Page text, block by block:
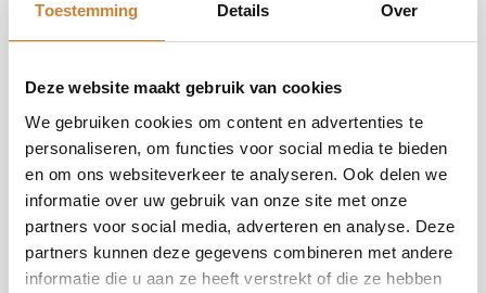
Toestemming Details Over
Deze website maakt gebruik van cookies
We gebruiken cookies om content en advertenties te
personaliseren, om functies voor social media te bieden
en om ons websiteverkeer te analyseren. Ook delen we
informatie over uw gebruik van onze site met onze
partners voor social media, adverteren en analyse. Deze
partners kunnen deze gegevens combineren met andere
informatie die u aan ze heeft verstrekt of die ze hebben
Levertijd 5 weken
Lijst Hout, zwart, 4 cm rondom
Materiaal Wol en Lurex